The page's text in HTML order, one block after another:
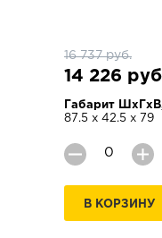
16 737 руб.
14 226
Габарит
87.5 х 42.5 х 79
В КОРЗИНУ